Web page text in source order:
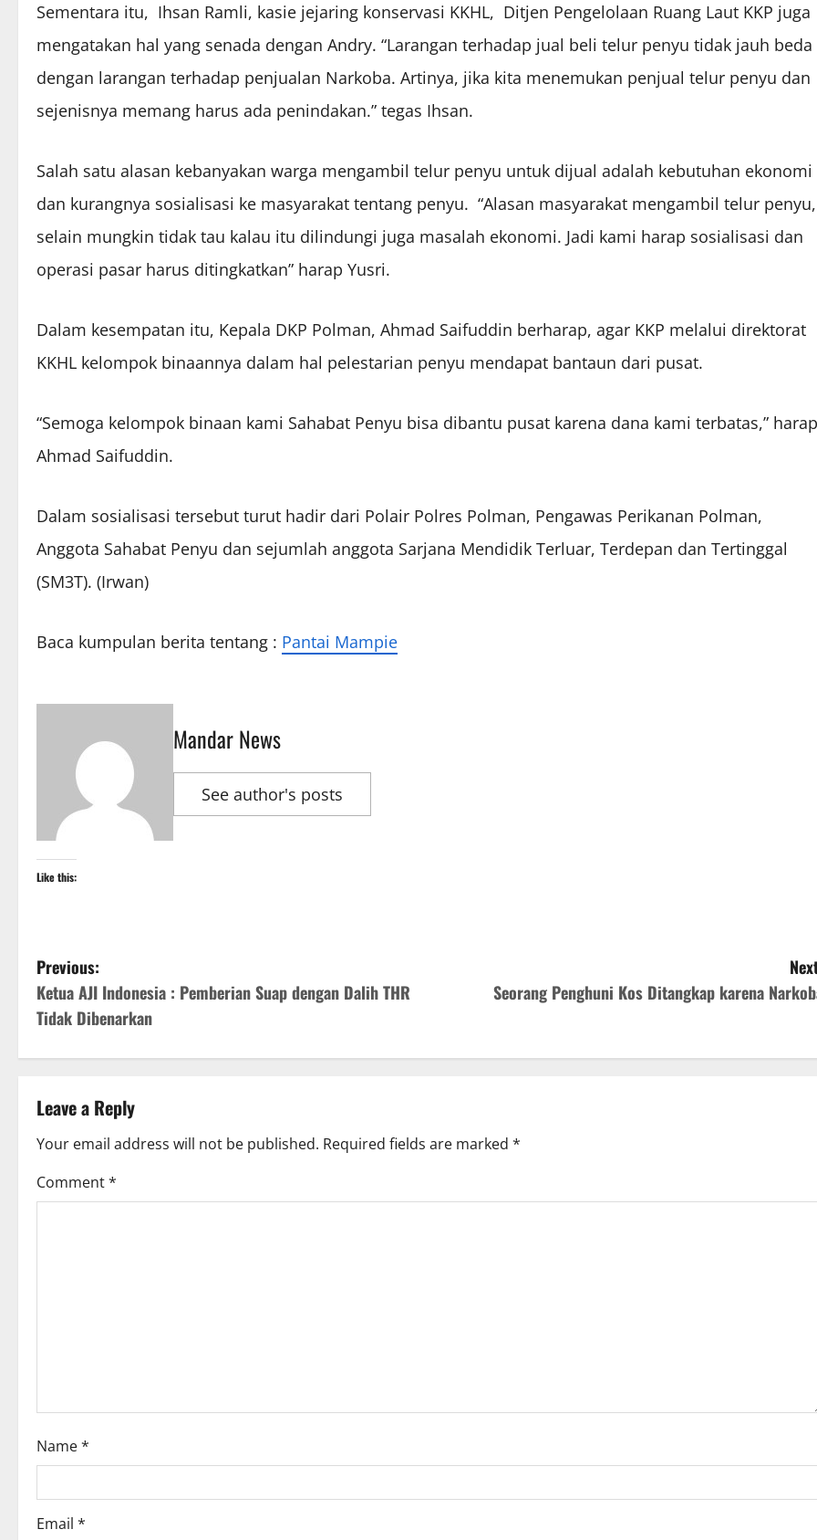
Sementara itu, Ihsan Ramli, kasie jejaring konservasi KKHL, Ditjen Pengelolaan Ruang Laut KKP juga
mengatakan hal yang senada dengan Andry. “Larangan terhadap jual beli telur penyu tidak jauh beda
dengan larangan terhadap penjualan Narkoba. Artinya, jika kita menemukan penjual telur penyu dan
sejenisnya memang harus ada penindakan.” tegas Ihsan.
Salah satu alasan kebanyakan warga mengambil telur penyu untuk dijual adalah kebutuhan ekonomi
dan kurangnya sosialisasi ke masyarakat tentang penyu. “Alasan masyarakat mengambil telur penyu,
selain mungkin tidak tau kalau itu dilindungi juga masalah ekonomi. Jadi kami harap sosialisasi dan
operasi pasar harus ditingkatkan” harap Yusri.
Dalam kesempatan itu, Kepala DKP Polman, Ahmad Saifuddin berharap, agar KKP melalui direktorat
KKHL kelompok binaannya dalam hal pelestarian penyu mendapat bantaun dari pusat.
“Semoga kelompok binaan kami Sahabat Penyu bisa dibantu pusat karena dana kami terbatas,” harap
Ahmad Saifuddin.
Dalam sosialisasi tersebut turut hadir dari Polair Polres Polman, Pengawas Perikanan Polman,
Anggota Sahabat Penyu dan sejumlah anggota Sarjana Mendidik Terluar, Terdepan dan Tertinggal
(SM3T). (Irwan)
Baca kumpulan berita tentang : Pantai Mampie
Mandar News
See author's posts
Like this:
P
o
s
n
a
v
o
n
Previous:
Ketua AJI Indonesia : Pemberian Suap dengan Dalih THR
Tidak Dibenarkan
Seorang Penghuni Kos Ditangkap karena
Leave a Reply
Your email address will not be published. Required fields are marked *
Comment*
Name*
Email *